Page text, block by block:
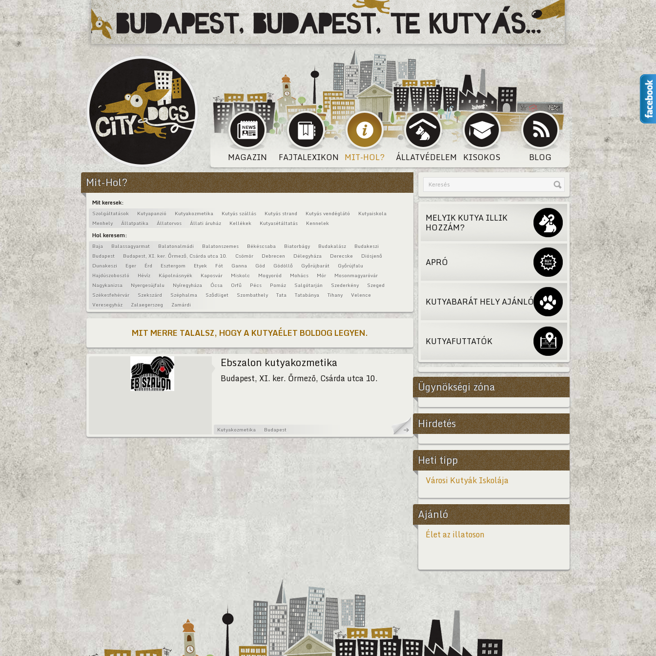
CityDogs
MAGAZIN FAJTALEXIKON MIT-HOL? ÁLLATVÉDELEM KISOKOS BLOG
Mit-Hol?
Mit keresek:
Szolgáltatások Kutyapanzió Kutyakozmetika Kutyás szállás Kutyás strand Kutyás vendéglátó
Kutyaiskola
Menhely
Állatpatika Állatorvos Állati áruház Kellékek Kutyasétáltatás Kennelek
Hol keresem:
Baja Balassagyarmat Balatonalmádi Balatonszemes Békéscsaba Biatorbágy Budakalász
Budakeszi
Budapest
Budapest, XI. ker. Őrmező, Csárda utca 10. Csömör Debrecen Délegyháza Derecske
Diósjenő
Dunakeszi
Eger Érd Esztergom Etyek Fót Ganna Göd Gödöllő Győrújbarát
Győrújfalu
Hajdúszoboszló
Hévíz Kápolnásnyék Kaposvár Miskolc Mogyoród Mohács Mór
Mosonmagyaróvár
Nagykanizsa
Nyergesújfalu Nyíregyháza Ócsa Orfű Pécs Pomáz Salgótarján Szederkény
Szeged
Székesfehérvár
Szekszárd Széphalma Sződliget Szombathely Tata Tatabánya Tihany
Velence
Veresegyház
Zalaegerszeg Zamárdi
MIT MERRE TALALSZ, HOGY A KUTYAÉLET BOLDOG LEGYEN.
Ebszalon kutyakozmetika
Budapest, XI. ker. Őrmező, Csárda utca 10.
Kutyakozmetika Budapest
MELYIK KUTYA ILLIK
HOZZÁM?
APRÓ
KUTYABARÁT HELY AJÁNLÓ
KUTYAFUTTATÓK
Ügynökségi zóna
Hirdetés
Heti tipp
Városi Kutyák Iskolája
Ajánló
Élet az illatoson